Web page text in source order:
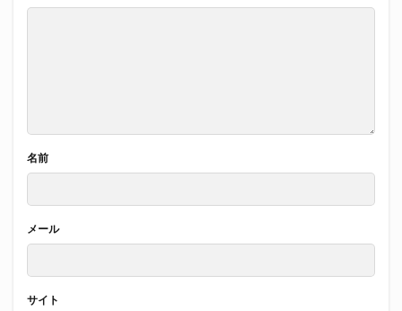
名前
メール
サイト